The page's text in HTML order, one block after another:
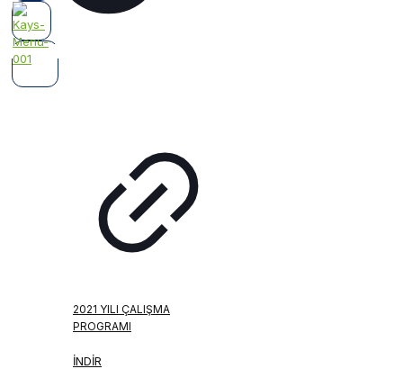
2021 YILI ÇALIŞMA
PROGRAMI
İNDİR